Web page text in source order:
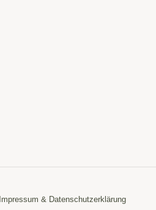
Impressum & Datenschutzerklärung